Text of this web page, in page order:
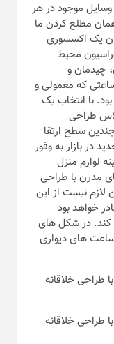
موجود در هر
مطلع کردن ما
یک اکسسوری
محیط
چیدمان و
که معمولی و
با انتخاب یک
طراحی
سطح ارتقا
در بازار به وفور
لوازم منزل
مدرن با طراحی
لازم نیست از این
خواهد بود
کند. در شکل های
ساعت های دیواری